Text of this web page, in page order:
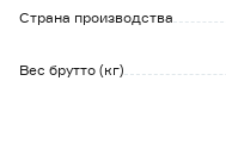
Страна производства
Вес брутто (кг)